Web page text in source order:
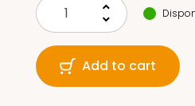
keyboard_arrow_up
keyboard_arrow_down
Add to cart